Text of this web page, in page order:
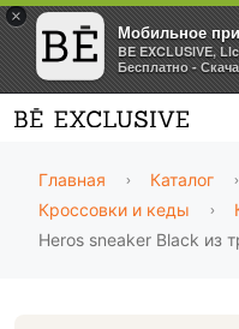
×
Мобильное
BE EXCLUSIVE,
Бесплатно -
Главная Каталог
Кроссовки и кеды
Heros sneaker Black из